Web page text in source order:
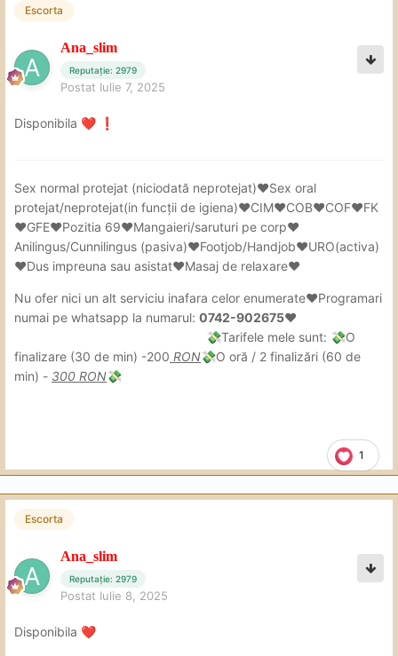
Escorta
Ana_slim
Reputație: 2979
Postat Iulie 7, 2025
Disponibila ❤️ ❗
1
Sex normal protejat (niciodată neprotejat)❤Sex oral
protejat/neprotejat(in funcții de igiena)❤CIM❤COB❤COF❤FK
❤GFE❤Pozitia 69❤Mangaieri/saruturi pe corp❤
Anilingus/Cunnilingus (pasiva)❤Footjob/Handjob❤URO(activa)
❤Dus impreuna sau asistat❤Masaj de relaxare❤
Nu ofer nici un alt serviciu inafara celor enumerate❤Programari
numai pe whatsapp la numarul: 0742-902675❤
💸Tarifele mele sunt: 💸O
finalizare (30 de min) -200 RON💸O oră / 2 finalizări (60 de
min) - 300 RON💸
Escorta
Ana_slim
Reputație: 2979
Postat Iulie 8, 2025
Disponibila ❤️